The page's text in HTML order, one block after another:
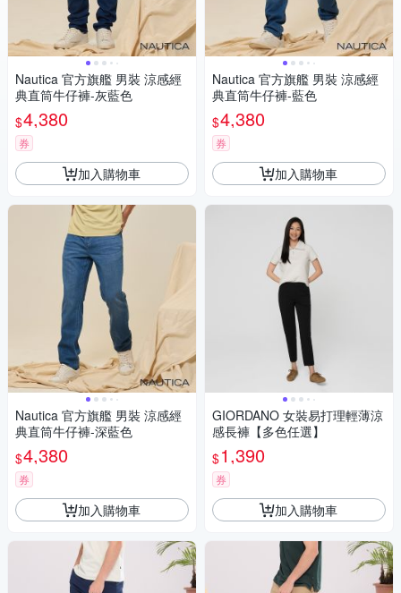
Nautica 官方旗艦 男裝 涼感經
典直筒牛仔褲-灰藍色
$4,380
券
加入購物車
Nautica 官方旗艦 男裝 涼感經
典直筒牛仔褲-深藍色
$4,380
券
加入購物車
Nautica 官方旗艦 男裝 涼感經
典直筒牛仔褲-藍色
$4,380
券
加入購物車
GIORDANO 女裝易打理輕薄涼
感長褲【多色任選】
$1,390
券
加入購物車